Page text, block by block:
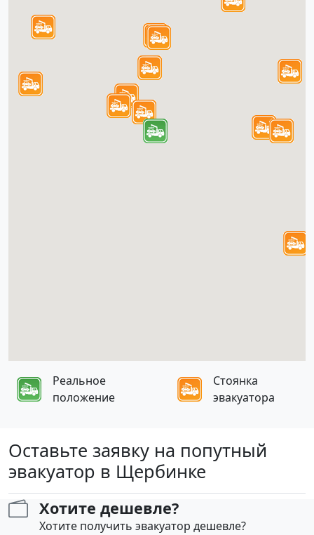
Реальное
положение
Стоянка
эвакуатора
Оставьте заявку на попутный
эвакуатор в Щербинке
Хотите дешевле?
Хотите получить эвакуатор дешевле?